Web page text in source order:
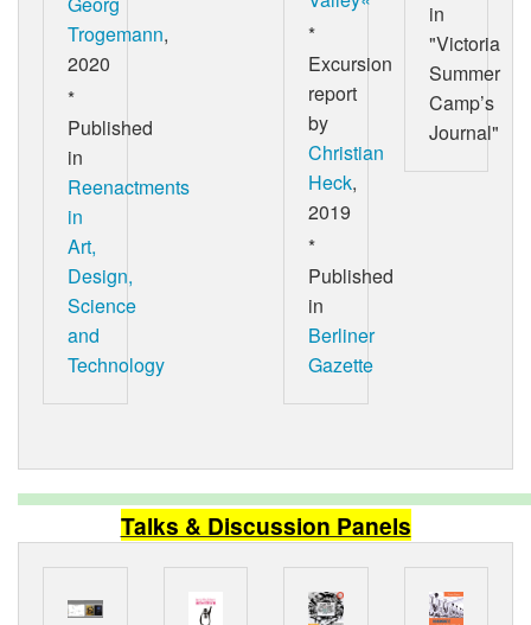
Trogemann,
2020
*
Published
in
Reenactments
in
Art,
Design,
Science
and
Technology
*
Excursion
report
by
Christian
Heck,
2019
*
Published
in
Berliner
Gazette
in
"Victoria
Summer
Camp’s
Journal"
Talks & Discussion Panels